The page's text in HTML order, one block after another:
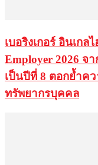
เบอริงเกอร์ อินเกล
Employer 2026 จ
เป็นปีที่ 8 ตอกย้ำค
ทรัพยากรบุคคล